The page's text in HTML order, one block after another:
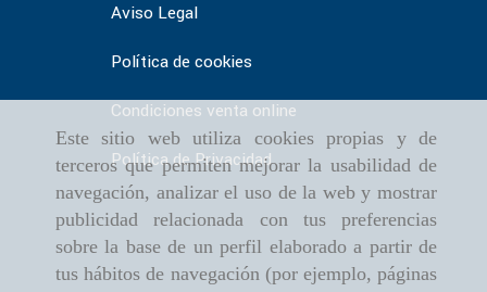
Este sitio web utiliza cookies propias y de
terceros que permiten mejorar la usabilidad de
navegación, analizar el uso de la web y mostrar
publicidad relacionada con tus preferencias
sobre la base de un perfil elaborado a partir de
tus hábitos de navegación (por ejemplo, páginas
Aviso Legal
Política de cookies
Condiciones venta online
Política de Privacidad